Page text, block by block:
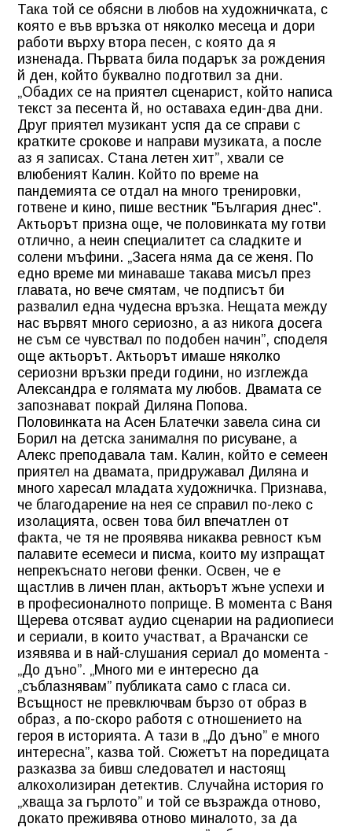
Така той се обясни в любов на художничката, с
която е във връзка от няколко месеца и дори
работи върху втора песен, с която да я
изненада. Първата била подарък за рождения
й ден, който буквално подготвил за дни.
„Обадих се на приятел сценарист, който написа
текст за песента й, но оставаха един-два дни.
Друг приятел музикант успя да се справи с
кратките срокове и направи музиката, а после
аз я записах. Стана летен хит”, хвали се
влюбеният Калин. Който по време на
пандемията се отдал на много тренировки,
готвене и кино, пише вестник "България днес".
Актьорът призна още, че половинката му готви
отлично, а неин специалитет са сладките и
солени мъфини. „Засега няма да се женя. По
едно време ми минаваше такава мисъл през
главата, но вече смятам, че подписът би
развалил една чудесна връзка. Нещата между
нас вървят много сериозно, а аз никога досега
не съм се чувствал по подобен начин”, споделя
още актьорът. Актьорът имаше няколко
сериозни връзки преди години, но изглежда
Александра е голямата му любов. Двамата се
запознават покрай Диляна Попова.
Половинката на Асен Блатечки завела сина си
Борил на детска занималня по рисуване, а
Алекс преподавала там. Калин, който е семеен
приятел на двамата, придружавал Диляна и
много харесал младата художничка. Признава,
че благодарение на нея се справил по-леко с
изолацията, освен това бил впечатлен от
факта, че тя не проявява никаква ревност към
палавите есемеси и писма, които му изпращат
непрекъснато негови фенки. Освен, че е
щастлив в личен план, актьорът жъне успехи и
в професионалното поприще. В момента с Ваня
Щерева отсяват аудио сценарии на радиопиеси
и сериали, в които участват, а Врачански се
изявява и в най-слушания сериал до момента -
„До дъно”. „Много ми е интересно да
„съблазнявам” публиката само с гласа си.
Всъщност не превключвам бързо от образ в
образ, а по-скоро работя с отношението на
героя в историята. А тази в „До дъно” е много
интересна”, казва той. Сюжетът на поредицата
разказва за бивш следовател и настоящ
алкохолизиран детектив. Случайна история го
„хваща за гърлото” и той се възражда отново,
докато преживява отново миналото, за да